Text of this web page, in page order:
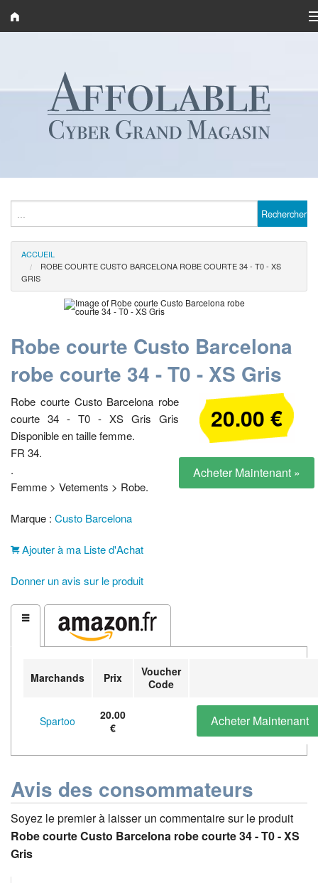
Magasins
Les Bons Plans
Rechercher
ACCUEIL
ROBE COURTE CUSTO BARCELONA ROBE COURTE 34 - T0 - XS
GRIS
Robe courte Custo Barcelona
robe courte 34 - T0 - XS Gris
20.00 €
Acheter Maintenant »
Robe courte Custo Barcelona robe
courte 34 - T0 - XS Gris Gris
Disponible en taille femme.
FR 34.
.
Femme > Vetements > Robe.
Marque : Custo Barcelona
Ajouter à ma Liste d'Achat
Donner un avis sur le produit
Marchands Prix
Voucher
Code
Spartoo
20.00
€
Acheter Maintenant
Avis des consommateurs
Soyez le premier à laisser un commentaire sur le produit
Robe courte Custo Barcelona robe courte 34 - T0 - XS
Gris